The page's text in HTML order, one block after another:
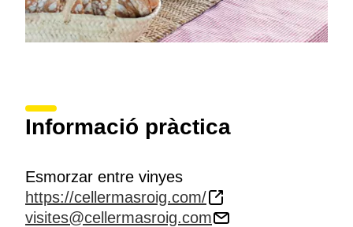
Informació pràctica
Esmorzar entre vinyes
https://cellermasroig.com/
visites@cellermasroig.com